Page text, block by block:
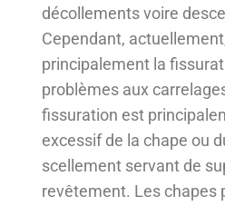
décollements voire
Cependant,
principalement la
problèmes aux
fissuration est
excessif de la chape ou
scellement servant de
revêtement. Les chapes